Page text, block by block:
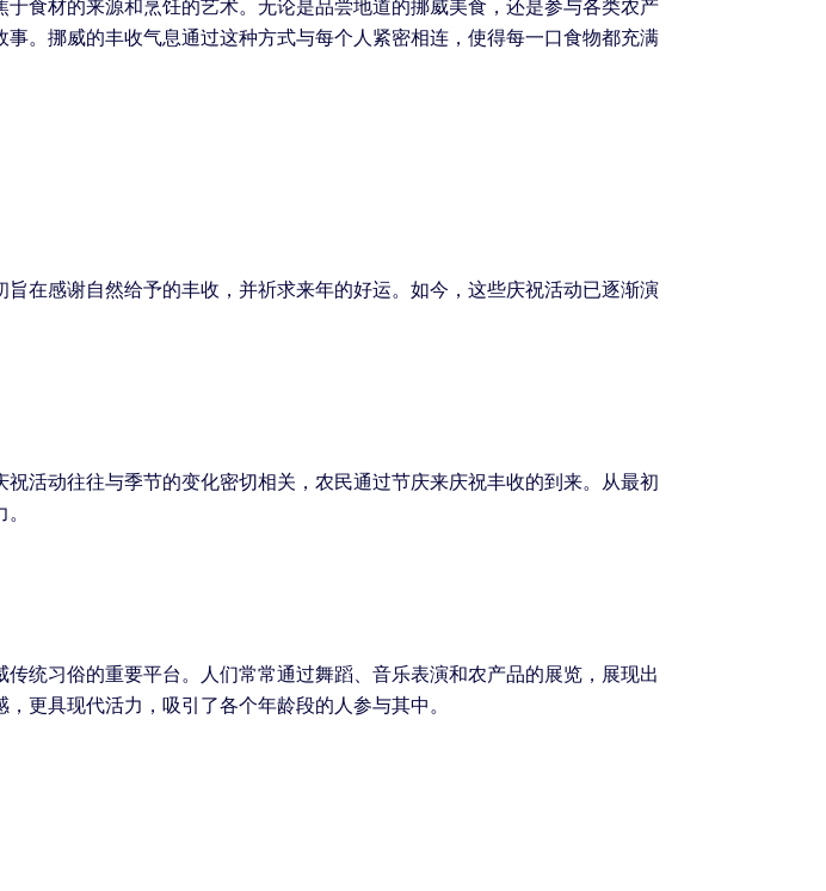
食材的来源和烹饪的艺术。无论是品尝地道的挪威美食，还是参与各类农产
。挪威的丰收气息通过这种方式与每个人紧密相连，使得每一口食物都充满
在感谢自然给予的丰收，并祈求来年的好运。如今，这些庆祝活动已逐渐演
活动往往与季节的变化密切相关，农民通过节庆来庆祝丰收的到来。从最初
统习俗的重要平台。人们常常通过舞蹈、音乐表演和农产品的展览，展现出
更具现代活力，吸引了各个年龄段的人参与其中。